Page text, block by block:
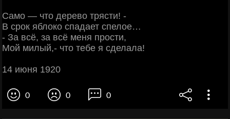
Самo — что дерево трясти! -
В срок яблоко спадает спелое…
- За всё, за всё меня прости,
Мой милый,- что тебе я сделала!
14 июня 1920
0 0 0